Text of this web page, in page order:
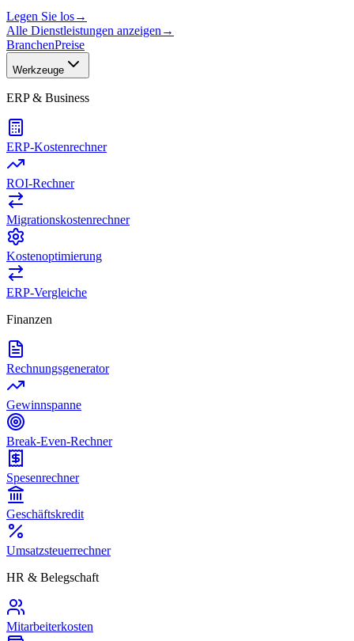
Legen Sie los→
Alle Dienstleistungen anzeigen →
BranchenPreise
Werkzeuge
ERP & Business
ERP-Kostenrechner
ROI-Rechner
Migrationskostenrechner
Kostenoptimierung
ERP-Vergleiche
Finanzen
Rechnungsgenerator
Gewinnspanne
Break-Even-Rechner
Spesenrechner
Geschäftskredit
Umsatzsteuerrechner
HR & Belegschaft
Mitarbeiterkosten